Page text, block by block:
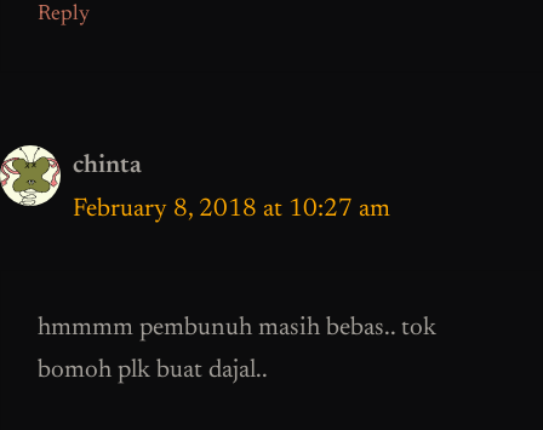
Reply
chinta
February 8, 2018 at 10:27 am
hmmmm pembunuh masih bebas.. tok
bomoh plk buat dajal..